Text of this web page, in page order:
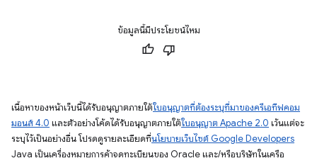
ข้อมูลนี้มีประโยชน์ไหม
เนื้อหาของหน้าเว็บนี้ได้รับอนุญาตภายใต้ใบอนุญาตที่ต้องระบุที่มาของครีเอทีฟคอม
มอนส์ 4.0 และตัวอย่างโค้ดได้รับอนุญาตภายใต้ใบอนุญาต Apache 2.0 เว้นแต่จะ
ระบุไว้เป็นอย่างอื่น โปรดดูรายละเอียดที่นโยบายเว็บไซต์ Google Developers
Java เป็นเครื่องหมายการค้าจดทะเบียนของ Oracle และ/หรือบริษัทในเครือ